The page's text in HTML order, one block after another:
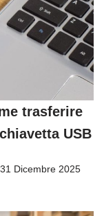
trasferire
USB
31 Dicembre 2025